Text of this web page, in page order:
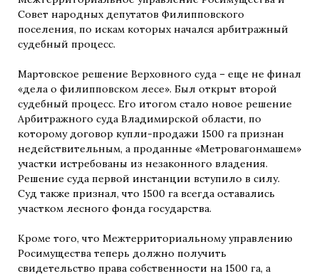
Совет народных депутатов Филипповского
поселения, по искам которых начался арбитражный
судебный процесс.
Мартовское решение Верховного суда – еще не финал
«дела о филипповском лесе». Был открыт второй
судебный процесс. Его итогом стало новое решение
Арбитражного суда Владимирской области, по
которому договор купли-продажи 1500 га признан
недействительным, а проданные «Метровагонмашем»
участки истребованы из незаконного владения.
Решение суда первой инстанции вступило в силу.
Суд также признал, что 1500 га всегда оставались
участком лесного фонда государства.
Кроме того, что Межтерриториальному управлению
Росимущества теперь должно получить
свидетельство права собственности на 1500 га, а